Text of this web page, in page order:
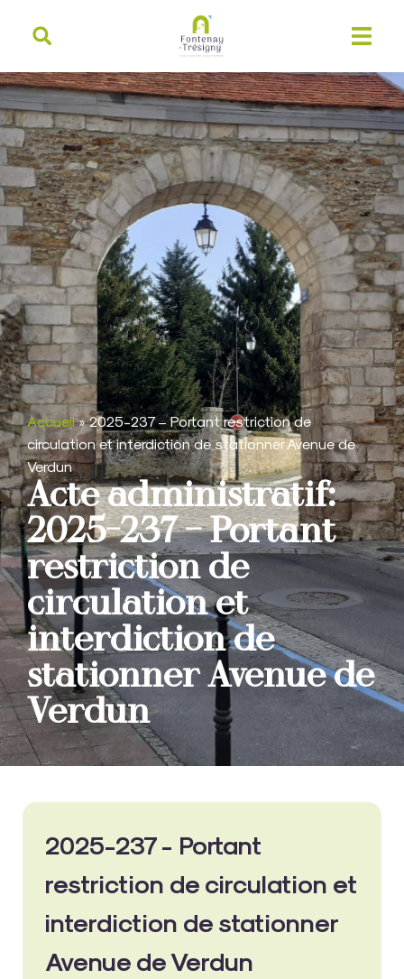
principal
Accueil»2025-237 – Portant restriction de
circulation et interdiction de stationner Avenue de
Verdun
Acte administratif:
2025-237 – Portant
restriction de
circulation et
interdiction de
stationner Avenue de
Verdun
2025-237 - Portant
restriction de circulation et
interdiction de stationner
Avenue de Verdun